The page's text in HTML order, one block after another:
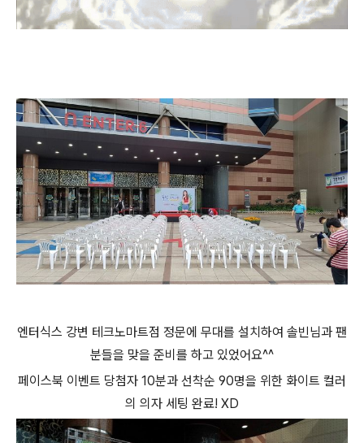
엔터식스 강변 테크노마트점 정문에 무대를 설치하여 솔빈님과 팬
분들을 맞을 준비를 하고 있었어요^^
페이스북 이벤트 당첨자 10분과 선착순 90명을 위한 화이트 컬러
의 의자 세팅 완료! XD